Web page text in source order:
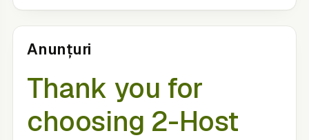
Anunțuri
Thank you for
choosing 2-Host